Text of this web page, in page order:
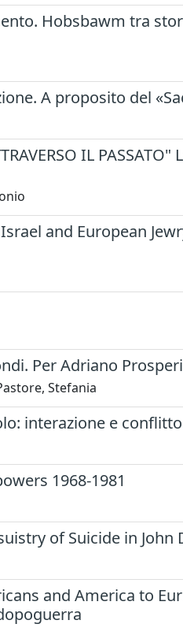
Hobsbawm tra
A proposito del
IL
and European
Per Adriano
Stefania
interazione e conflitto
1968-1981
of Suicide in John
and America to